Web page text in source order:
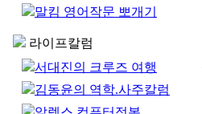
말킴 영어작문 뽀개기
라이프칼럼
서대진의 크루즈 여행
김동윤의 역학.사주칼럼